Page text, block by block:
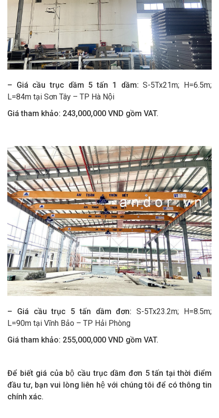
– Giá cầu trục dầm 5 tấn 1 dầm:S-5Tx21m; H=6.5m;
L=84m tại Sơn Tây – TP Hà Nội
Giá tham khảo: 243,000,000 VND gồm VAT.
– Giá cầu trục 5 tấn dầm đơn:S-5Tx23.2m; H=8.5m;
L=90m tại Vĩnh Bảo – TP Hải Phòng
Giá tham khảo: 255,000,000 VND gồm VAT.
Để biết giá của bộ cầu trục dầm đơn 5 tấn tại thời điểm
đầu tư, bạn vui lòng liên hệ với chúng tôi để có thông tin
chính xác.